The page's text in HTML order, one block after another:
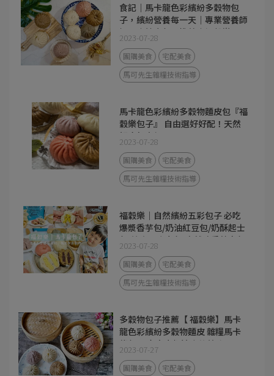
食記｜馬卡龍色彩繽紛多穀物包
子，繽紛營養每一天｜專業營養師
把關｜健康包子推薦｜福穀樂
FUKURO
2023-07-28
團購美食
宅配美食
馬可先生雜糧技術指導
馬卡龍色彩繽紛多穀物麵皮包『福
穀樂包子』 自由選好好配！天然
好吃超方便。
2023-07-28
團購美食
宅配美食
馬可先生雜糧技術指導
福穀樂｜自然繽紛五彩包子 必吃
爆漿香芋包/奶油紅豆包/奶酥起士
包/熔岩巧克力包/自然豬香蔥肉包/
麻辣紅麴聰肉包 鹹甜皆有 馬卡龍
色彩繽紛多穀物麵皮 健康無負擔
冷凍宅配服務
2023-07-28
團購美食
宅配美食
馬可先生雜糧技術指導
多穀物包子推薦【 福穀樂】馬卡
龍色彩繽紛多穀物麵皮 雜糧馬卡
龍包 全家大小都適合的美味
2023-07-27
團購美食 宅配美食